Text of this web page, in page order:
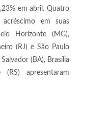
em abril. Quatro
acréscimo em suas
Horizonte (MG),
(RJ) e São Paulo
(BA), Brasília
apresentaram